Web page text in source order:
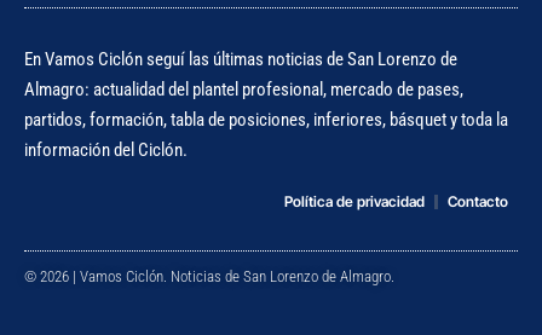
En Vamos Ciclón seguí las últimas noticias de San Lorenzo de
Almagro: actualidad del plantel profesional, mercado de pases,
partidos, formación, tabla de posiciones, inferiores, básquet y toda la
información del Ciclón.
Política de privacidad Contacto
© 2026 | Vamos Ciclón. Noticias de San Lorenzo de Almagro.